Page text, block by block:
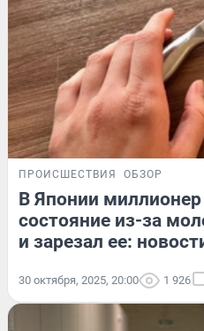
ПРОИСШЕСТВИЯ ОБЗОР
В Японии миллионер
состояние из-за
и зарезал ее:
30 октября, 2025, 20:00 1 926